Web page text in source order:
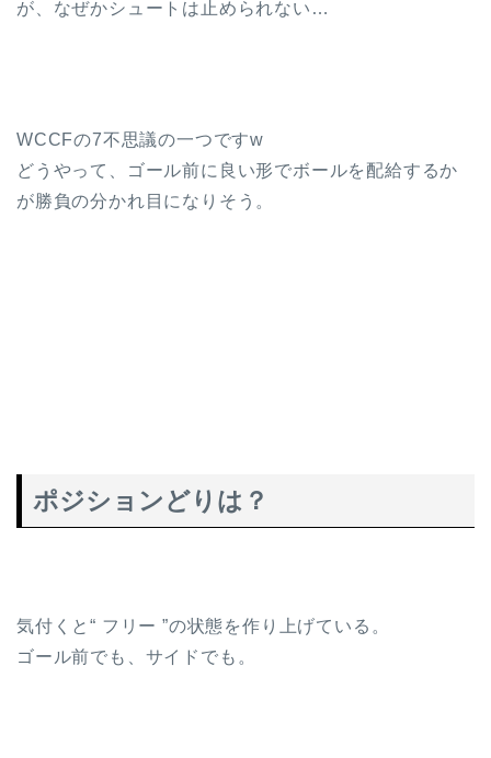
が、なぜかシュートは止められない…
WCCFの7不思議の一つですw
どうやって、ゴール前に良い形でボールを配給するか
が勝負の分かれ目になりそう。
ポジションどりは？
気付くと“ フリー ”の状態を作り上げている。
ゴール前でも、サイドでも。